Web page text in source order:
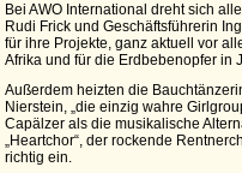
Bei AWO International dreht sich
Rudi Frick und Geschäftsführerin
für ihre Projekte, ganz aktuell vor
Afrika und für die Erdbebenopfer in
Außerdem heizten die
Nierstein, „die einzig wahre
Capälzer als die musikalische
„Heartchor“, der rockende
richtig ein.